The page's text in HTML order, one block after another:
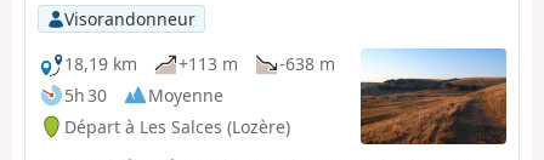
Visorandonneur
18,19 km
+113 m
-638 m
5h 30
Moyenne
Départ à Les Salces (Lozère)